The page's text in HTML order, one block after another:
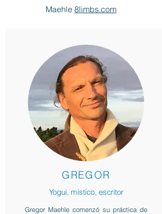
Maehle 8limbs.com
GREGOR
Yogui, místico, escritor
Gregor Maehle comenzó su práctica de